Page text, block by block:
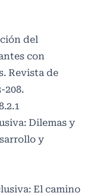
del
con
Revista de
208.
Dilemas y
y
El camino